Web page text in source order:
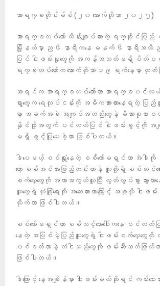
အာရက္ခတိုင်းမ်စ် (၂၀ အောက်တိုဘာ ၂၀၂၅)
အာရက္ခတပ်တော် ထိန်းချုပ်ထားတဲ့ ရက္ခိုင်ပြ
မြို့နယ်မှာ ည ၆ နာရီကနေ မနက် ၆ နာရီအ
ပြင် ငါးဖမ်းမှုတွေကို အကန့်အသတ်မရှိ ပိတ်
ရက္ခတပ်တော်က အောက်တိုဘာ ၁၉ ရက်နေ့မှာ ထုတ်
အရင်က အာရက္ခတပ်တော်ဟာ အာရက္ခပင်လယ်
ရွာတွေက ရေလုပ်ငန်းကို အဓိကအားထားနေရတဲ့ ပြည်
မှာ အခက်အခဲ အကျပ်အတည်းတွေနဲ့ မိသားစုစားဝတ်န
နိုင်ဖို့အတွက် ပင်လယ်ပြင် ငါးဖမ်းခွင့်ကို
မရှိ ခွင့်ပြုပေးခဲ့တာ ဖြစ်ပါတယ်။
ဒါပေမယ့် စစ်ရှုံးနေတဲ့ စစ််ကော်မရှင်ဟာ အဲဒါကို အ
တော့ စစ်အင်အားဖြည့်တင်းတာနဲ့ သူတို့ရဲ့ စစ်ဆင်ရေ
စက်လှေတွေကို အကာအကွယ်ယူပြီး လွတ်လွပ်စွာ သွားလ
သူတွေရဲ့ လုံခြုံရေးကို အလေးထားတာကြောင့် အခုလို င
လိုက်တာ ဖြစ်ပါတယ်။
စစ်ကော်မရှင်ဟာ စစ်သင်္ဘောပေါ်ကနေ ပင်လယ်ပ
နေတဲ့ အပြစ်မဲ့ပြည်သူတွေရဲ့ ငါးဖမ်းစက်လှေတွေကို
ပစ်ခတ်တာနဲ့ တံငါသည်တွေကို ဖမ်းဆီးသတ်ဖြတ်တာ
ဖြစ်ပါတယ်။
ဒါကြောင့် နေ့အချိန်မှာ ငါးဖမ်းမယ်ဆိုရင် ကမ်းဝေးသွ